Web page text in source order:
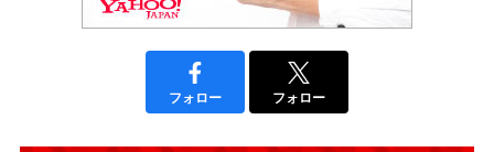
フォロー フォロー